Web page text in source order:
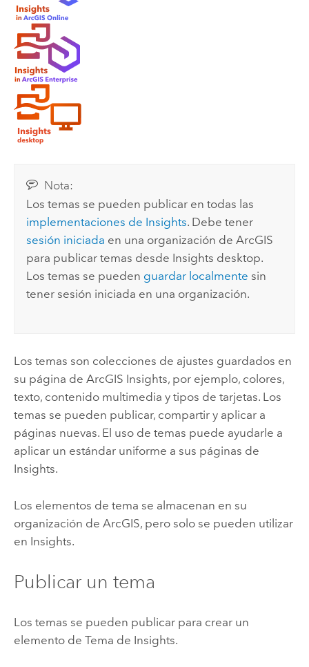
Nota:
Los temas se pueden publicar en todas las
implementaciones de Insights. Debe tener
sesión iniciada en una organización de ArcGIS
para publicar temas desde Insights desktop.
Los temas se pueden guardar localmente sin
tener sesión iniciada en una organización.
Los temas son colecciones de ajustes guardados en
su página de ArcGIS Insights, por ejemplo, colores,
texto, contenido multimedia y tipos de tarjetas. Los
temas se pueden publicar, compartir y aplicar a
páginas nuevas. El uso de temas puede ayudarle a
aplicar un estándar uniforme a sus páginas de
Insights.
Los elementos de tema se almacenan en su
organización de ArcGIS, pero solo se pueden utilizar
en Insights.
Publicar un tema
Los temas se pueden publicar para crear un
elemento de Tema de Insights.